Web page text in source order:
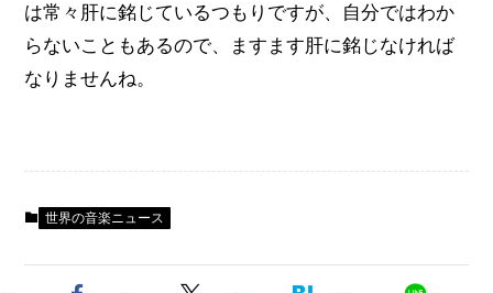
は常々肝に銘じているつもりですが、自分ではわか
らないこともあるので、ますます肝に銘じなければ
なりませんね。
世界の音楽ニュース